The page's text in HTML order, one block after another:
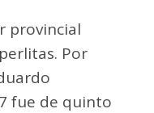
provincial
Por
fue de quinto